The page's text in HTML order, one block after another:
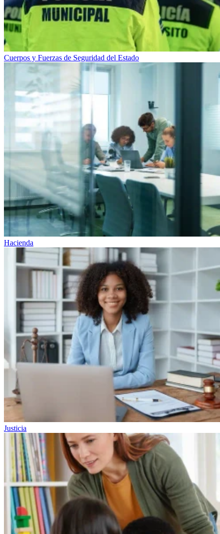
Cuerpos y Fuerzas de Seguridad del Estado
Hacienda
Justicia